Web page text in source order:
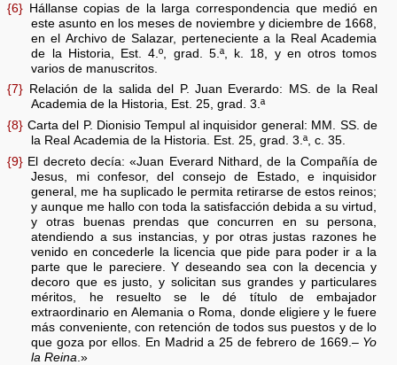
{6} Hállanse copias de la larga correspondencia que medió en
este asunto en los meses de noviembre y diciembre de 1668,
en el Archivo de Salazar, perteneciente a la Real Academia
de la Historia, Est. 4.º, grad. 5.ª, k. 18, y en otros tomos
varios de manuscritos.
{7} Relación de la salida del P. Juan Everardo: MS. de la Real
Academia de la Historia, Est. 25, grad. 3.ª
{8} Carta del P. Dionisio Tempul al inquisidor general: MM. SS. de
la Real Academia de la Historia. Est. 25, grad. 3.ª, c. 35.
{9} El decreto decía: «Juan Everard Nithard, de la Compañía de
Jesus, mi confesor, del consejo de Estado, e inquisidor
general, me ha suplicado le permita retirarse de estos reinos;
y aunque me hallo con toda la satisfacción debida a su virtud,
y otras buenas prendas que concurren en su persona,
atendiendo a sus instancias, y por otras justas razones he
venido en concederle la licencia que pide para poder ir a la
parte que le pareciere. Y deseando sea con la decencia y
decoro que es justo, y solicitan sus grandes y particulares
méritos, he resuelto se le dé título de embajador
extraordinario en Alemania o Roma, donde eligiere y le fuere
más conveniente, con retención de todos sus puestos y de lo
que goza por ellos. En Madrid a 25 de febrero de 1669.– Yo
la Reina .»